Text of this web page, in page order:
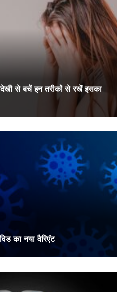
से बचें इन तरीकों से रखें इसका
का नया वैरिएंट